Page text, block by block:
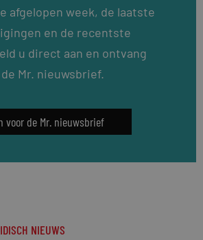
afgelopen week, de laatste
en de recentste
u direct aan en ontvang
Mr. nieuwsbrief.
voor de Mr. nieuwsbrief
NIEUWS